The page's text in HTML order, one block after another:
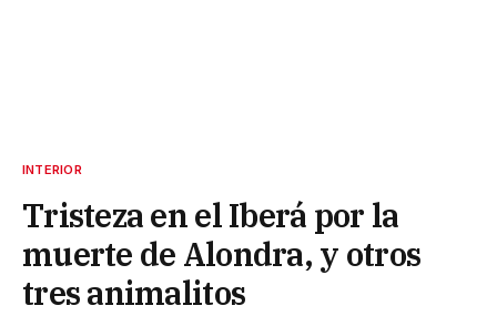
INTERIOR
Tristeza en el Iberá por la
muerte de Alondra, y otros
tres animalitos